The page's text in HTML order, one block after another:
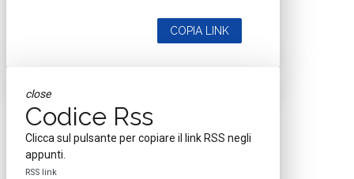
COPIA LINK
close
Codice Rss
Clicca sul pulsante per copiare il link RSS negli
appunti.
RSS link